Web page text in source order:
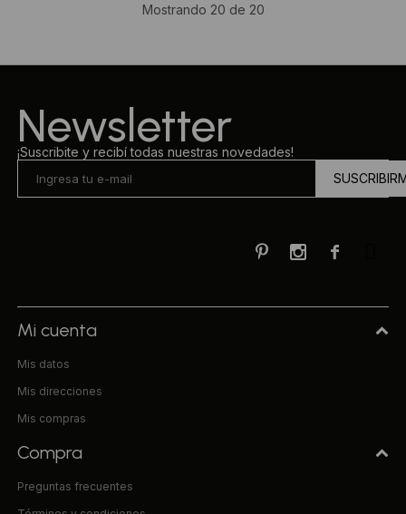
Mostrando 20 de 20
Newsletter
¡Suscribite y recibí todas nuestras novedades!

 
Mi cuenta
Mis datos
Mis direcciones
Mis compras
Compra
Preguntas frecuentes